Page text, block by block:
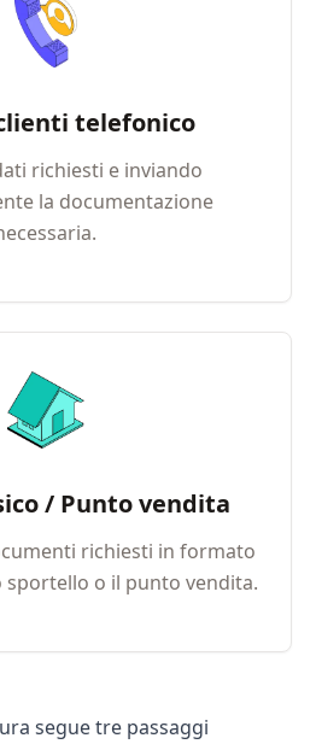
telefonico
richiesti e inviando
la documentazione
/ Punto vendita
richiesti in formato
sportello o il punto vendita.
segue tre passaggi